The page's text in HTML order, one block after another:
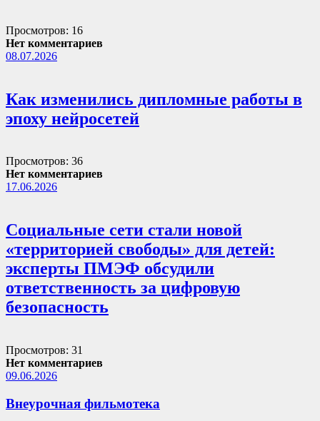
Просмотров: 16
Нет комментариев
08.07.2026
Как изменились дипломные работы в
эпоху нейросетей
Просмотров: 36
Нет комментариев
17.06.2026
Социальные сети стали новой
«территорией свободы» для детей:
эксперты ПМЭФ обсудили
ответственность за цифровую
безопасность
Просмотров: 31
Нет комментариев
09.06.2026
Внеурочная фильмотека